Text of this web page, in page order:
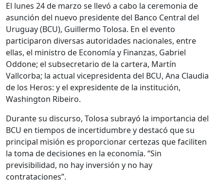
El lunes 24 de marzo se llevó a cabo la ceremonia de
asunción del nuevo presidente del Banco Central del
Uruguay (BCU), Guillermo Tolosa. En el evento
participaron diversas autoridades nacionales, entre
ellas, el ministro de Economía y Finanzas, Gabriel
Oddone; el subsecretario de la cartera, Martín
Vallcorba; la actual vicepresidenta del BCU, Ana Claudia
de los Heros: y el expresidente de la institución,
Washington Ribeiro.
Durante su discurso, Tolosa subrayó la importancia del
BCU en tiempos de incertidumbre y destacó que su
principal misión es proporcionar certezas que faciliten
la toma de decisiones en la economía. “Sin
previsibilidad, no hay inversión y no hay
contrataciones”.